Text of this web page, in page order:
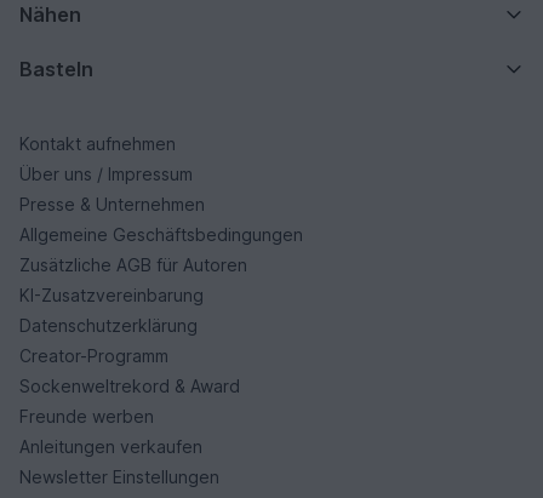
Nähen
Basteln
Kontakt aufnehmen
Über uns / Impressum
Presse & Unternehmen
Allgemeine Geschäftsbedingungen
Zusätzliche AGB für Autoren
KI-Zusatzvereinbarung
Datenschutzerklärung
Creator-Programm
Sockenweltrekord & Award
Freunde werben
Anleitungen verkaufen
Newsletter Einstellungen